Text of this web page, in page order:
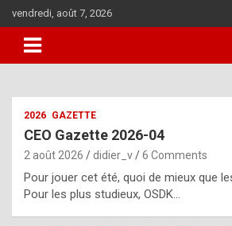
to
content
vendredi, août 7, 2026
i
u
2026 GAZETTE
CEO Gazette 2026-04
2 août 2026 didier_v 6 Comments
Pour jouer cet été, quoi de mieux que
Pour les plus studieux, OSDK…